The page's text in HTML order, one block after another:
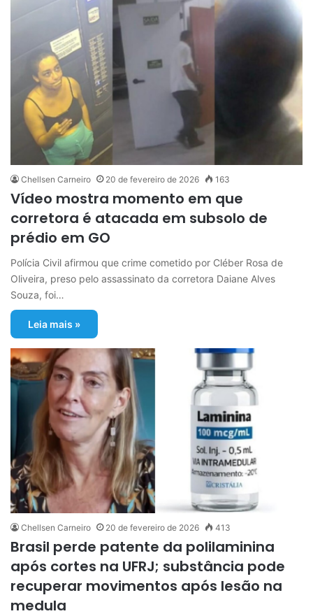
Chellsen Carneiro 20 de fevereiro de 2026 163
Vídeo mostra momento em que
corretora é atacada em subsolo de
prédio em GO
Polícia Civil afirmou que crime cometido por Cléber Rosa de
Oliveira, preso pelo assassinato da corretora Daiane Alves
Souza, foi…
Leia mais »
Chellsen Carneiro 20 de fevereiro de 2026 413
Brasil perde patente da polilaminina
após cortes na UFRJ; substância pode
recuperar movimentos após lesão na
medula